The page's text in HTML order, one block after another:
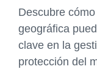
Descubre
geográfica
clave en la
protección del